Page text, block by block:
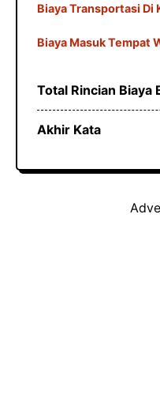
Biaya Transportasi Di
Biaya Masuk Tempat
Total Rincian Biaya
Akhir Kata